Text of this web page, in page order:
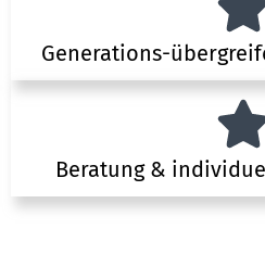
Generations-
Beratung &